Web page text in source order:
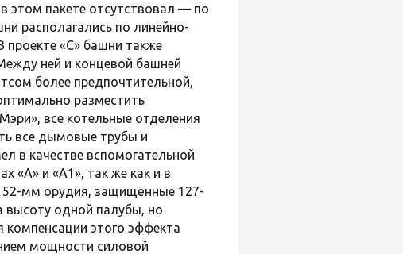
этом пакете отсутствовал — по
располагались по линейно-
проекте «С» башни также
ней и концевой башней
более предпочтительной,
разместить
все котельные отделения
все дымовые трубы и
в качестве вспомогательной
«А» и «А1», так же как и в
мм орудия, защищённые 127-
высоту одной палубы, но
компенсации этого эффекта
мощности силовой